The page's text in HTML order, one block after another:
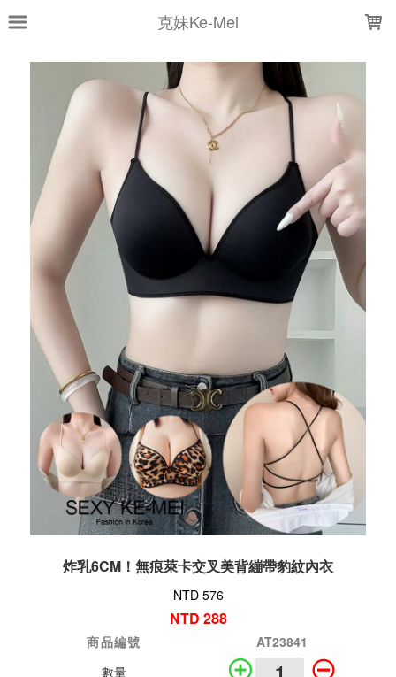
克妹Ke-Mei
炸乳6CM！無痕萊卡交叉美背繃帶豹紋內衣
NTD 576
NTD 288
商品編號
AT23841
數量